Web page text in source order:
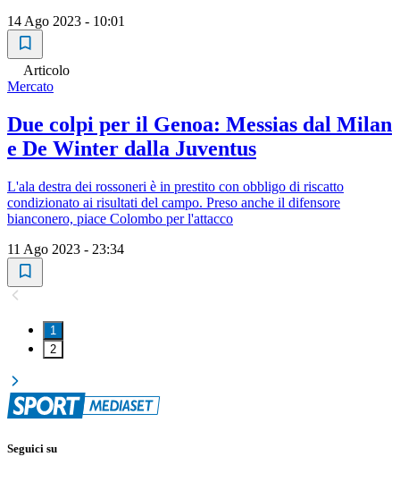
14 Ago 2023 - 10:01
Articolo
Mercato
Due colpi per il Genoa: Messias dal Milan
e De Winter dalla Juventus
L'ala destra dei rossoneri è in prestito con obbligo di riscatto
condizionato ai risultati del campo. Preso anche il difensore
bianconero, piace Colombo per l'attacco
11 Ago 2023 - 23:34
1
2
Seguici su